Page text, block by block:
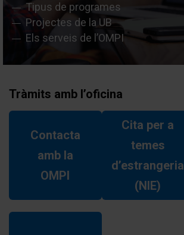
Tipus de programes
Projectes de la UB
Els serveis de l’OMPI
Tràmits amb l’oficina
Contacta
amb la
OMPI
Cita per a
temes
d’estrangeria
(NIE)